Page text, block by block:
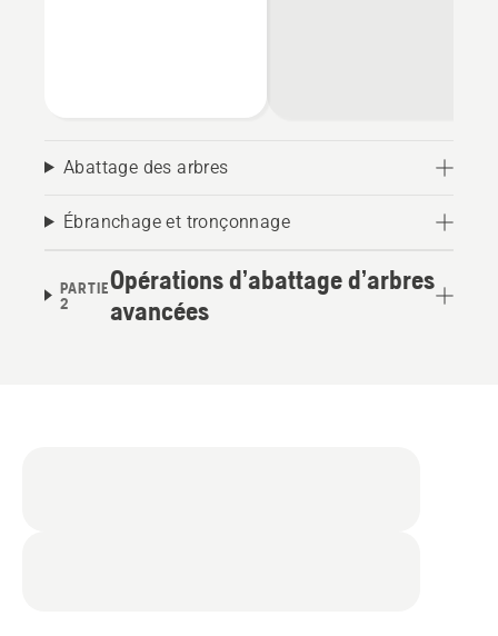
Abattage des arbres
Ébranchage et tronçonnage
PARTIE
2
Opérations d’abattage d’arbres
avancées